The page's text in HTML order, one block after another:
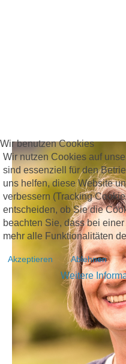
Wir benutzen Cookies
Wir nutzen Cookies auf
sind essenziell für den
uns helfen, diese Website
verbessern (Tracking
entscheiden, ob Sie die
beachten Sie, dass bei
mehr alle Funktionalitäten
Akzeptieren Ablehnen
Weitere